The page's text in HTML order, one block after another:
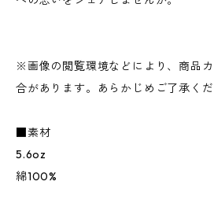
※画像の閲覧環境などにより、商品
合があります。あらかじめご了承くだ
■素材
5.6oz
綿100%